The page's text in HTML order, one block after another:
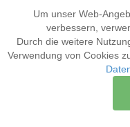
Um unser Web-
verbessern,
Durch die weitere
Verwendung von Cookies